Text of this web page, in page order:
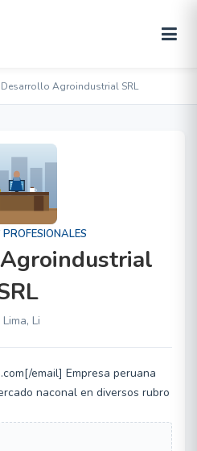
Desarrollo Agroindustrial SRL
PROFESIONALES
Lima, Li
email] Empresa peruana
naconal en diversos rubro